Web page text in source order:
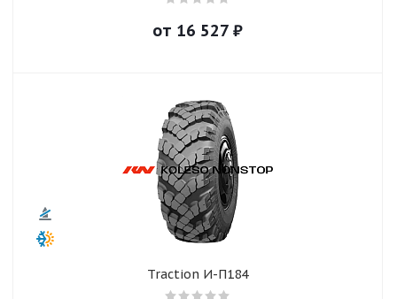
от 16 527 ₽
Traction И-П184